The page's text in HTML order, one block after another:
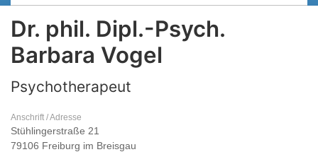
Dr. phil. Dipl.-Psych.
Barbara Vogel
Psychotherapeut
Anschrift / Adresse
Stühlingerstraße 21
79106 Freiburg im Breisgau